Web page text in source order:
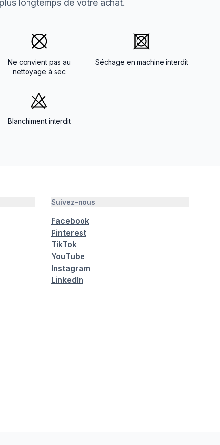
longtemps de votre achat.
Ne convient pas au
nettoyage à sec
Séchage en machine interdit
Blanchiment interdit
Suivez-nous
Facebook
Pinterest
TikTok
YouTube
Instagram
LinkedIn